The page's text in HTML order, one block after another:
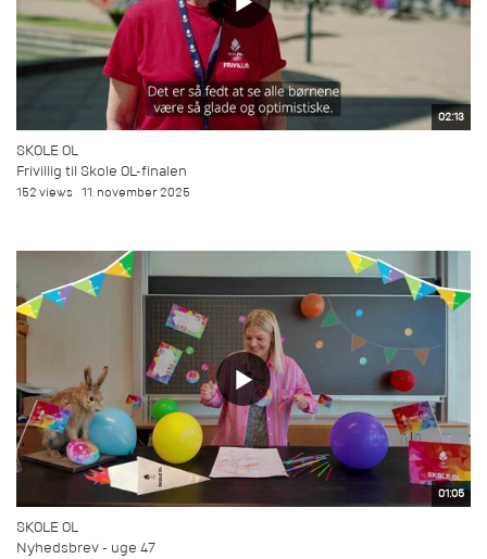
02:13
SKOLE OL
Frivillig til Skole OL-finalen
152 views 11. november 2025
01:05
SKOLE OL
Nyhedsbrev - uge 47